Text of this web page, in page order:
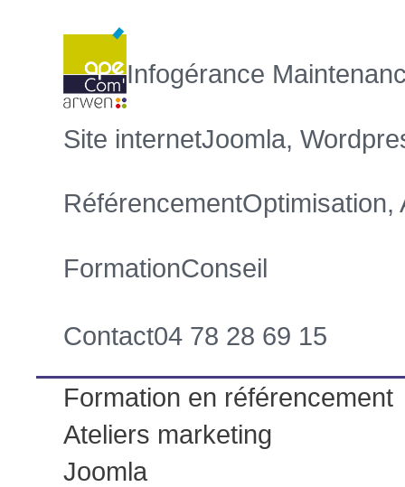
Infogérance
Site internetJoomla,
RéférencementOptimisation,
FormationConseil
Contact04 78 28 69 15
Formation en référencement
Ateliers marketing
Joomla